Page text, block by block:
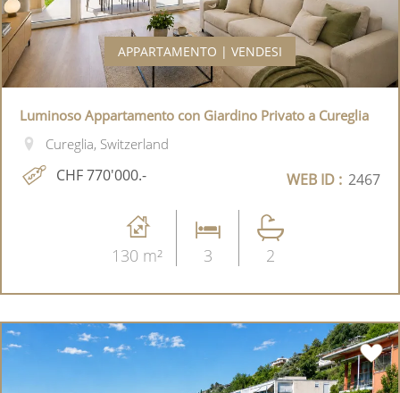
APPARTAMENTO | VENDESI
Luminoso Appartamento con Giardino Privato a Cureglia
Cureglia, Switzerland
CHF 770'000.- WEB ID : 2467
130 m² 3 2